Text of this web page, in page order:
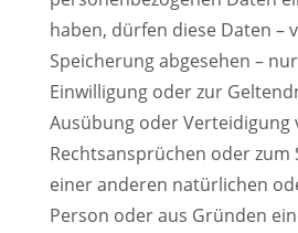
haben, dürfen diese Daten –
Speicherung abgesehen –
Einwilligung oder zur
Ausübung oder Verteidigung
Rechtsansprüchen oder zum
einer anderen natürlichen
Person oder aus Gründen